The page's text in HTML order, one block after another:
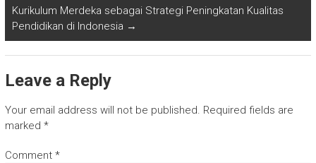
Kurikulum Merdeka sebagai Strategi Peningkatan Kualitas
Pendidikan di Indonesia →
Leave a Reply
Your email address will not be published. Required fields are
marked *
Comment *